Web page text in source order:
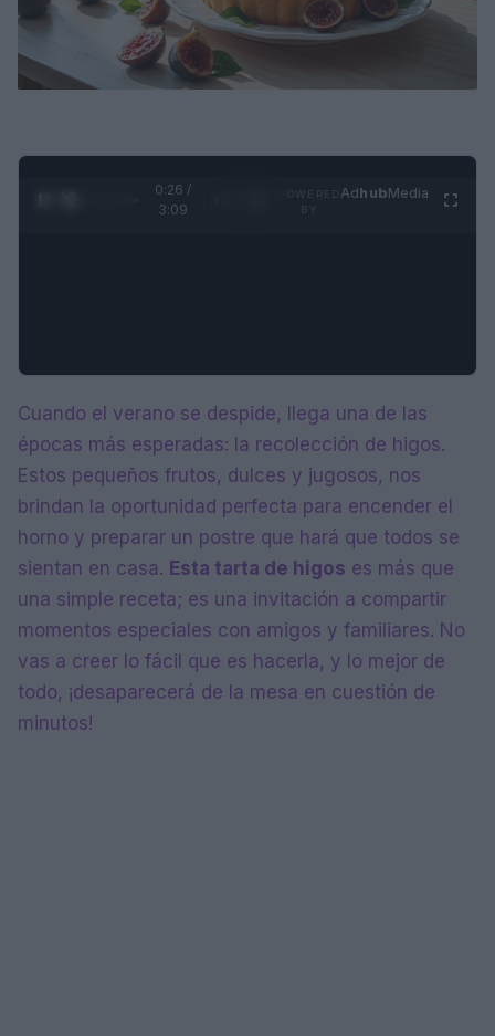
0:27 /
3:09
AdhubMedia
Cuando el verano se despide, llega una de las
épocas más esperadas: la recolección de higos.
Estos pequeños frutos, dulces y jugosos, nos
brindan la oportunidad perfecta para encender el
horno y preparar un postre que hará que todos se
sientan en casa. Esta tarta de higos es más que
una simple receta; es una invitación a compartir
momentos especiales con amigos y familiares. No
vas a creer lo fácil que es hacerla, y lo mejor de
todo, ¡desaparecerá de la mesa en cuestión de
minutos!